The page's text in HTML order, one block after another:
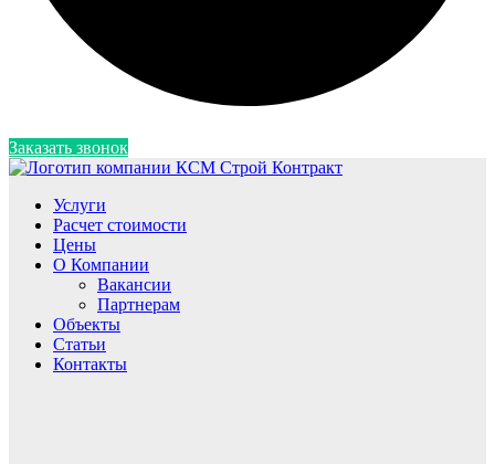
Заказать звонок
Услуги
Расчет стоимости
Цены
О Компании
Вакансии
Партнерам
Объекты
Статьи
Контакты